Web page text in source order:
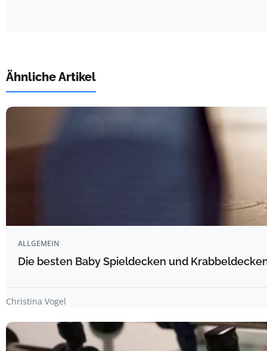
Ähnliche Artikel
ALLGEMEIN
Die besten Baby Spieldecken und
Christina Vogel